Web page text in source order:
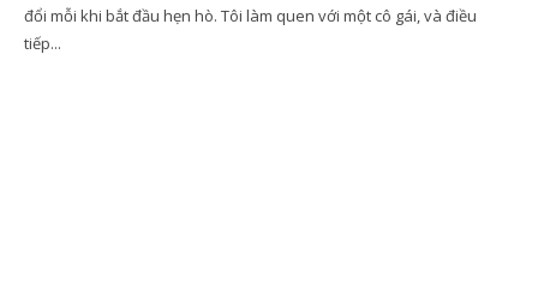
đổi mỗi khi bắt đầu hẹn hò. Tôi làm quen với một cô gái, và điều
tiếp...